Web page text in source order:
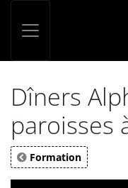
Dîners
paroisses
Formation
Panneau de gestion